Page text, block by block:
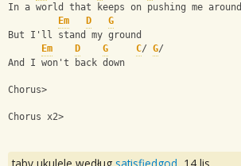
In a world that keeps on pushing me around
Em
D
G
But I'll stand my ground
Em
D G C/ G/
And I won't back down
Chorus>
Chorus x2>
taby ukulele według satisfiedgod 14 lis